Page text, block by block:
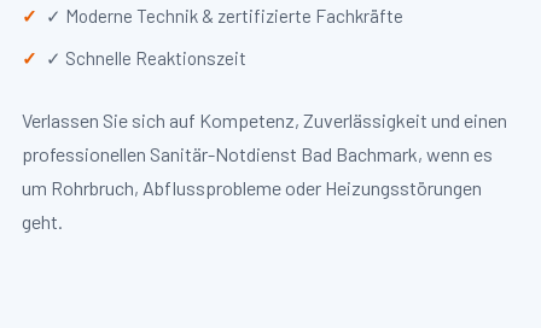
✓ Moderne Technik & zertifizierte Fachkräfte
✓ Schnelle Reaktionszeit
Verlassen Sie sich auf Kompetenz, Zuverlässigkeit und einen
professionellen Sanitär-Notdienst Bad Bachmark, wenn es
um Rohrbruch, Abflussprobleme oder Heizungsstörungen
geht.